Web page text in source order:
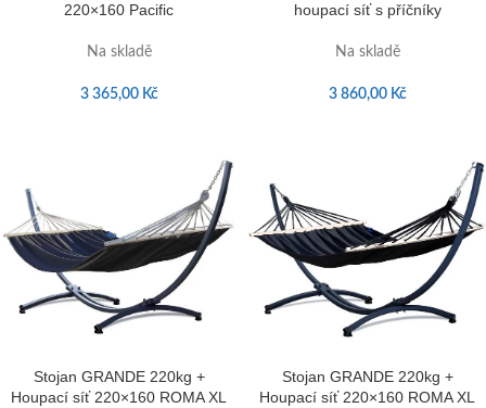
220×160 Pacific
Na skladě
3 365,00 Kč
houpací síť s příčníky
Na skladě
3 860,00 Kč
Stojan GRANDE 220kg +
Houpací síť 220×160 ROMA XL
Stojan GRANDE 220kg +
Houpací síť 220×160 ROMA XL